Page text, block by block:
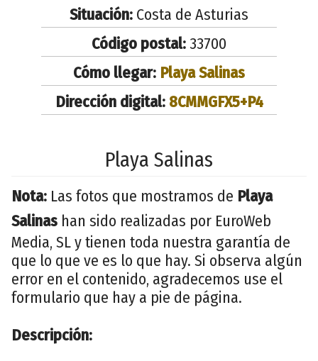
Situación: Costa de Asturias
Código postal: 33700
Cómo llegar: Playa Salinas
Dirección digital: 8CMMGFX5+P4
Playa Salinas
Nota: Las fotos que mostramos de Playa
Salinas han sido realizadas por EuroWeb
Media, SL y tienen toda nuestra garantía de
que lo que ve es lo que hay. Si observa algún
error en el contenido, agradecemos use el
formulario que hay a pie de página.
Descripción: